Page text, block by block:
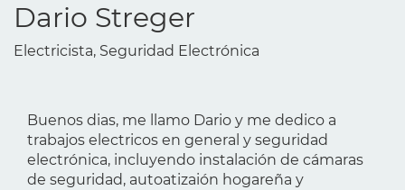
Dario Streger
Electricista, Seguridad Electrónica
Buenos dias, me llamo Dario y me dedico a
trabajos electricos en general y seguridad
electrónica, incluyendo instalación de cámaras
de seguridad, autoatizaión hogareña y